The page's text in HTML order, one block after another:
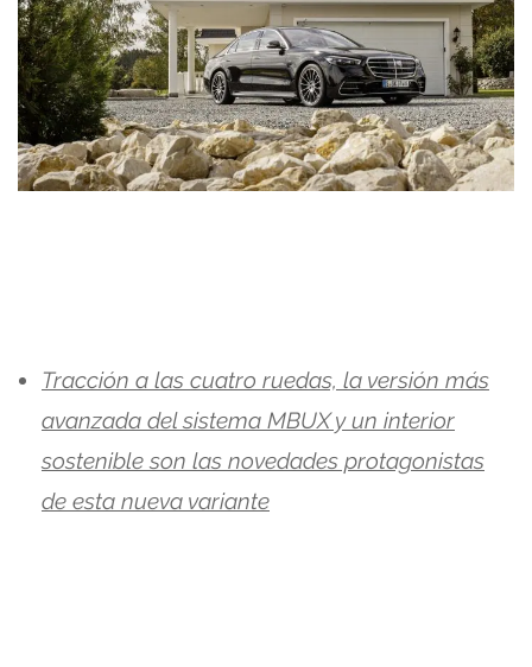
Tracción a las cuatro ruedas, la versión más
avanzada del sistema MBUX y un interior
sostenible son las novedades protagonistas
de esta nueva variante